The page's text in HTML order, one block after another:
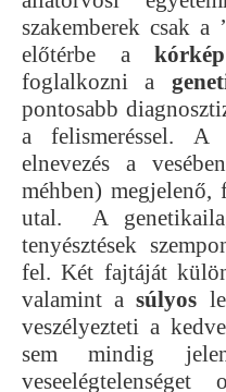
szakemberek csak a ’
előtérbe a
foglalkozni a
pontosabb
a felismeréssel. A
elnevezés a
méhben)
utal. A
tenyésztések
fel. Két fajtáját
valamint asúlyos
veszélyezteti a
sem mindig